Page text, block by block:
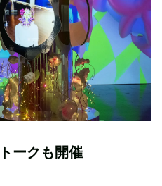
ークも開催